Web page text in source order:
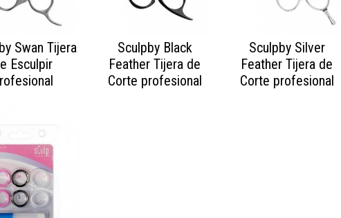
Swan Tijera
Esculpir
Sculpby Black
Feather Tijera de
Corte profesional
Sculpby Silver
Feather Tijera de
Corte profesional